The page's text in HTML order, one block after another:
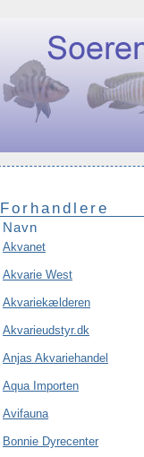
Forhandlere
Navn
Akvanet
Akvarie West
Akvariekælderen
Akvarieudstyr.dk
Anjas Akvariehandel
Aqua Importen
Avifauna
Bonnie Dyrecenter